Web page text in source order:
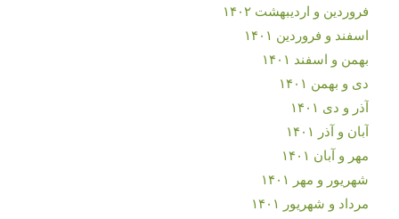
فروردین و اردیبهشت ۱۴۰۲
اسفند و فروردین ۱۴۰۱
بهمن و اسفند ۱۴۰۱
دی و بهمن ۱۴۰۱
آذر و دی ۱۴۰۱
آبان و آذر ۱۴۰۱
مهر و آبان ۱۴۰۱
شهریور و مهر ۱۴۰۱
مرداد و شهریور ۱۴۰۱